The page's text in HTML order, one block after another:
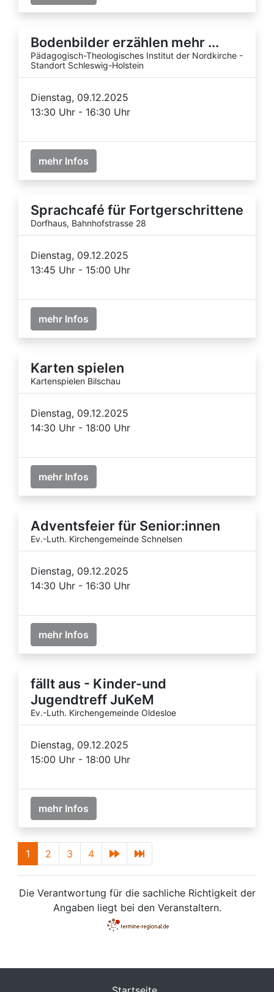
Bodenbilder erzählen mehr ...
Pädagogisch-Theologisches Institut der Nordkirche -
Standort Schleswig-Holstein
Dienstag, 09.12.2025
13:30 Uhr - 16:30 Uhr
mehr Infos
Sprachcafé für Fortgerschrittene
Dorfhaus, Bahnhofstrasse 28
Dienstag, 09.12.2025
13:45 Uhr - 15:00 Uhr
mehr Infos
Karten spielen
Kartenspielen Bilschau
Dienstag, 09.12.2025
14:30 Uhr - 18:00 Uhr
mehr Infos
Adventsfeier für Senior:innen
Ev.-Luth. Kirchengemeinde Schnelsen
Dienstag, 09.12.2025
14:30 Uhr - 16:30 Uhr
mehr Infos
fällt aus - Kinder-und
Jugendtreff JuKeM
Ev.-Luth. Kirchengemeinde Oldesloe
Dienstag, 09.12.2025
15:00 Uhr - 18:00 Uhr
mehr Infos
1 2 3 4
Die Verantwortung für die sachliche Richtigkeit der
Angaben liegt bei den Veranstaltern.